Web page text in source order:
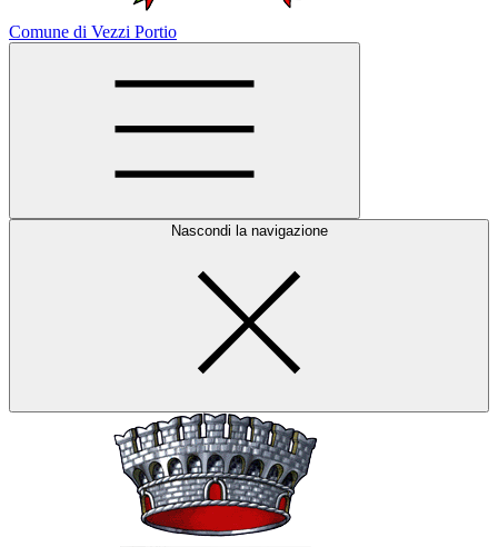
Comune di Vezzi Portio
Nascondi la navigazione